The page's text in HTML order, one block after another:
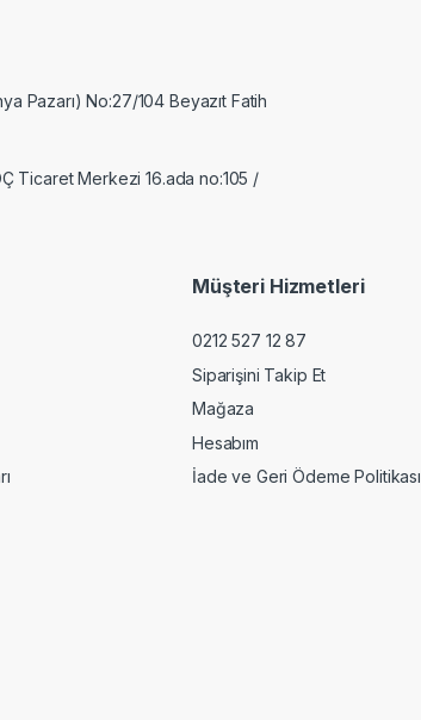
Pazarı) No:27/104 Beyazıt Fatih
Ticaret Merkezi 16.ada no:105 /
Müşteri Hizmetleri
0212 527 12 87
Siparişini Takip Et
Mağaza
Hesabım
İade ve Geri Ödeme Politikası